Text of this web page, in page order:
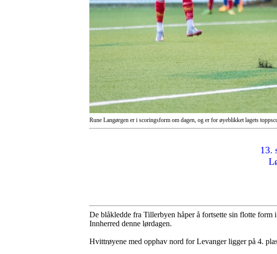
Rune Langørgen er i scoringsform om dagen, og er for øyeblikket lagets
13.
De blåkledde fra Tillerbyen håper å fortsette sin flotte
Innherred denne lørdagen.
Hvittrøyene med opphav nord for Levanger ligger på 4.